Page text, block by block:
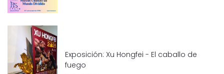
Exposición: Xu Hongfei - El caballo de
fuego